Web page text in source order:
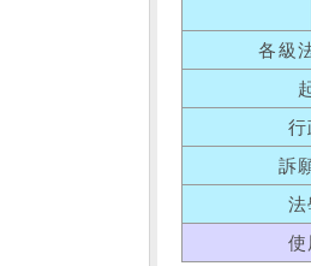
各級
行
訴
法
使